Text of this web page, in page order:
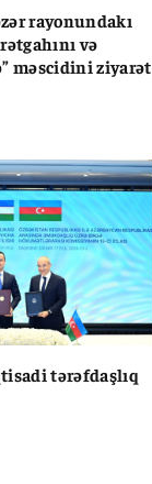
rayonundakı
və
məscidini ziyarət
tərəfdaşlıq